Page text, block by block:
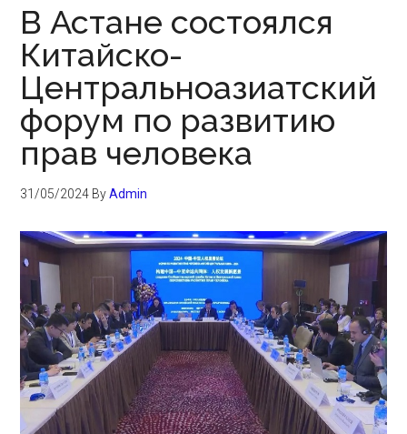
В Астане состоялся
Китайско-
Центральноазиатский
форум по развитию
прав человека
31/05/2024 ByAdmin